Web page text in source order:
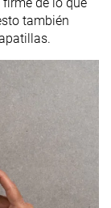
también